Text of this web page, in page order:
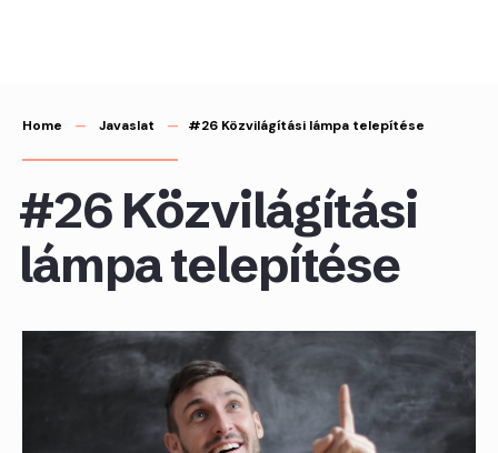
Home Javaslat #26 Közvilágítási lámpa telepítése
#26 Közvilágítási
lámpa telepítése